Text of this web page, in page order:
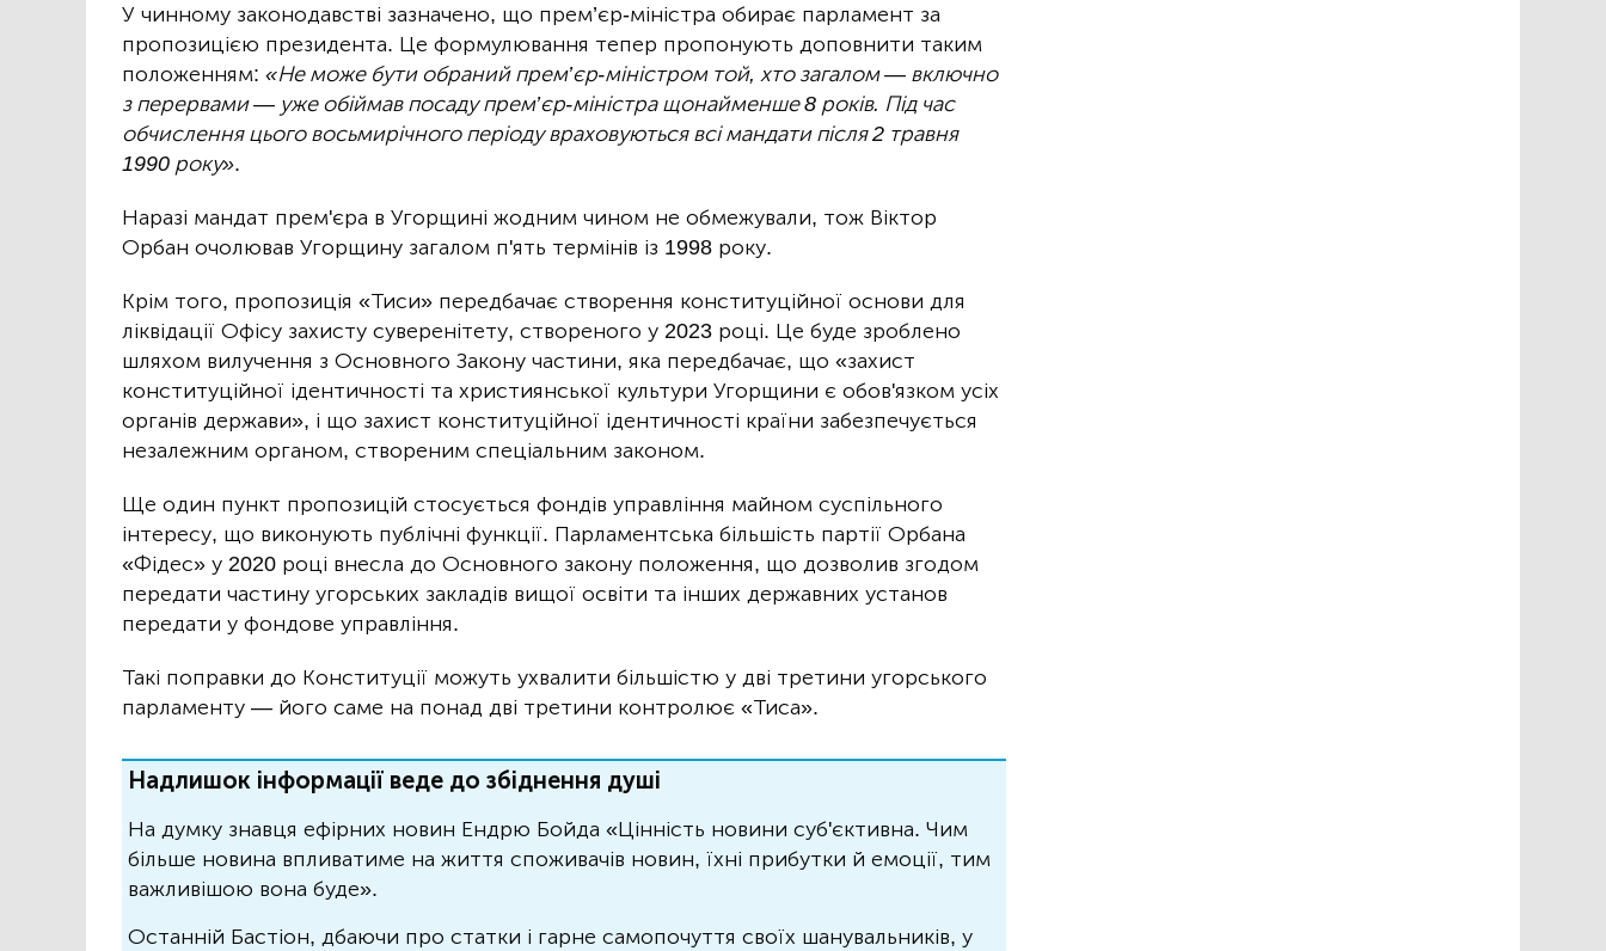
У чинному законодавстві зазначено, що прем’єр-міністра обирає парламент за
пропозицією президента. Це формулювання тепер пропонують доповнити таким
положенням: «Не може бути обраний прем’єр-міністром той, хто загалом — включно
з перервами — уже обіймав посаду прем’єр-міністра щонайменше 8 років. Під час
обчислення цього восьмирічного періоду враховуються всі мандати після 2 травня
1990 року».
Наразі мандат прем'єра в Угорщині жодним чином не обмежували, тож Віктор
Орбан очолював Угорщину загалом п'ять термінів із 1998 року.
Крім того, пропозиція «Тиси» передбачає створення конституційної основи для
ліквідації Офісу захисту суверенітету, створеного у 2023 році. Це буде зроблено
шляхом вилучення з Основного Закону частини, яка передбачає, що «захист
конституційної ідентичності та християнської культури Угорщини є обов'язком усіх
органів держави», і що захист конституційної ідентичності країни забезпечується
незалежним органом, створеним спеціальним законом.
Ще один пункт пропозицій стосується фондів управління майном суспільного
інтересу, що виконують публічні функції. Парламентська більшість партії Орбана
«Фідес» у 2020 році внесла до Основного закону положення, що дозволив згодом
передати частину угорських закладів вищої освіти та інших державних установ
передати у фондове управління.
Такі поправки до Конституції можуть ухвалити більшістю у дві третини угорського
парламенту — його саме на понад дві третини контролює «Тиса».
Надлишок інформації веде до збіднення душі
На думку знавця ефірних новин Ендрю Бойда «Цінність новини суб'єктивна. Чим
більше новина впливатиме на життя споживачів новин, їхні прибутки й емоції, тим
важливішою вона буде».
Останній Бастіон, дбаючи про статки і гарне самопочуття своїх шанувальників, у